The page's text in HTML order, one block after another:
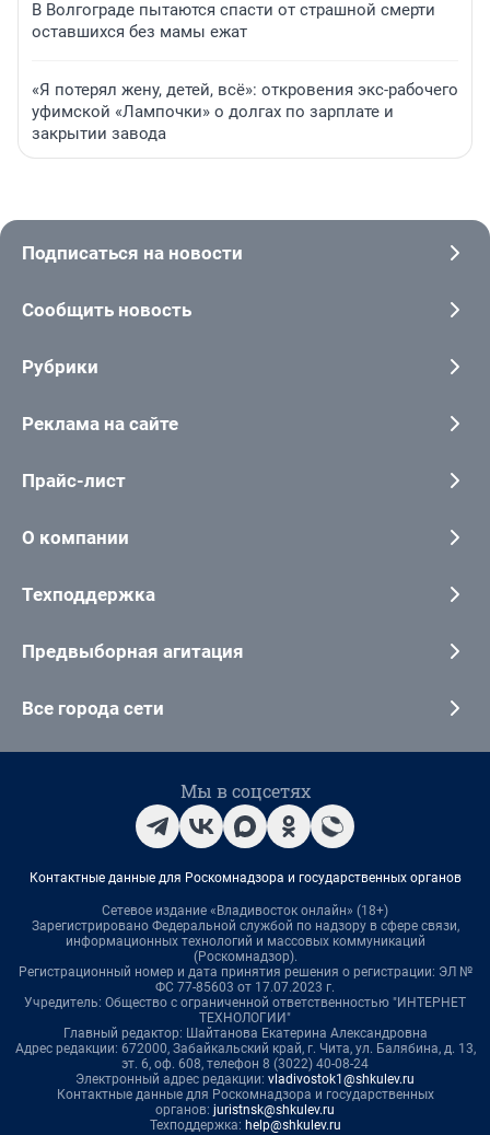
В Волгограде пытаются спасти от страшной смерти
оставшихся без мамы ежат
«Я потерял жену, детей, всё»: откровения экс-рабочего
уфимской «Лампочки» о долгах по зарплате и
закрытии завода
Подписаться на новости
Сообщить новость
Рубрики
Реклама на сайте
Прайс-лист
О компании
Техподдержка
Предвыборная агитация
Все города сети
Мы в соцсетях
Контактные данные для Роскомнадзора и государственных органов
Сетевое издание «Владивосток онлайн» (18+)
Зарегистрировано Федеральной службой по надзору в сфере связи,
информационных технологий и массовых коммуникаций
(Роскомнадзор).
Регистрационный номер и дата принятия решения о регистрации: ЭЛ №
ФС 77-85603 от 17.07.2023 г.
Учредитель: Общество с ограниченной ответственностью "ИНТЕРНЕТ
ТЕХНОЛОГИИ"
Главный редактор: Шайтанова Екатерина Александровна
Адрес редакции: 672000, Забайкальский край, г. Чита, ул. Балябина, д. 13,
эт. 6, оф. 608, телефон 8 (3022) 40-08-24
Электронный адрес редакции: vladivostok1@shkulev.ru
Контактные данные для Роскомнадзора и государственных
органов: juristnsk@shkulev.ru
Техподдержка: help@shkulev.ru